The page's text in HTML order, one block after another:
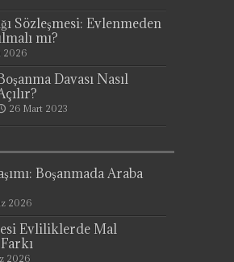
Sözleşmesi: Evlenmeden
mı?
2026
Davası Nasıl
26 Mart 2023
Boşanmada Araba
2026
Evliliklerde Mal
2026